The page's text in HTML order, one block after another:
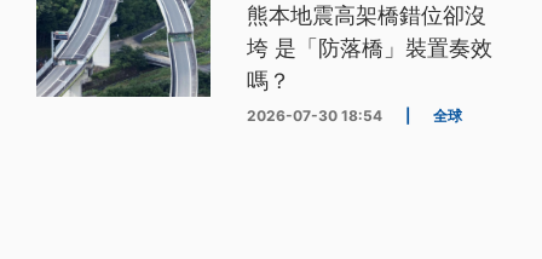
熊本地震高架橋錯位卻沒
垮 是「防落橋」裝置奏效
嗎？
2026-07-30 18:54 全球